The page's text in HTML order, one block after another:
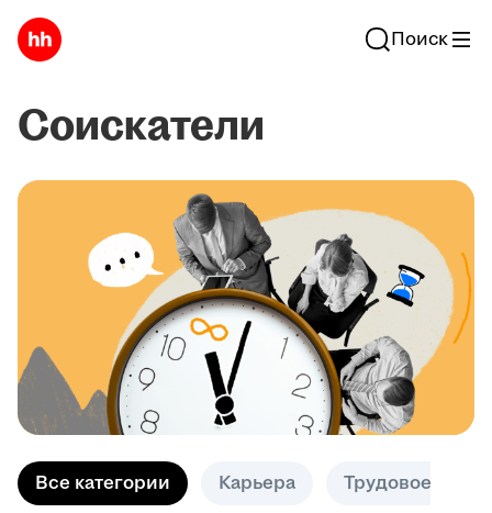
Поиск
Соискатели
Все категории Карьера Трудовое право